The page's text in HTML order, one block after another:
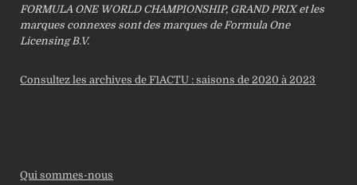
FORMULA ONE WORLD CHAMPIONSHIP, GRAND PRIX et les
marques connexes sont des marques de Formula One
Licensing B.V.
Consultez les archives de F1ACTU : saisons de 2020 à 2023
Qui sommes-nous